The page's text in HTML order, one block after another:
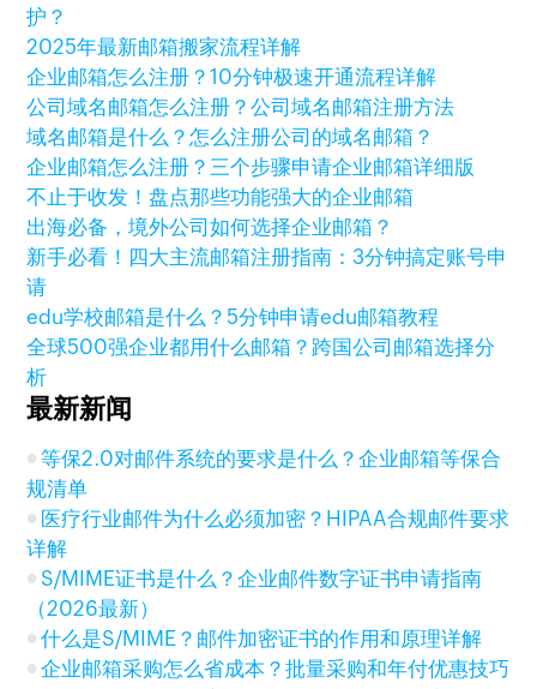
护？
2025年最新邮箱搬家流程详解
企业邮箱怎么注册？10分钟极速开通流程详解
公司域名邮箱怎么注册？公司域名邮箱注册方法
域名邮箱是什么？怎么注册公司的域名邮箱？
企业邮箱怎么注册？三个步骤申请企业邮箱详细版
不止于收发！盘点那些功能强大的企业邮箱
出海必备，境外公司如何选择企业邮箱？
新手必看！四大主流邮箱注册指南：3分钟搞定账号申
请
edu学校邮箱是什么？5分钟申请edu邮箱教程
全球500强企业都用什么邮箱？跨国公司邮箱选择分
析
最新新闻
等保2.0对邮件系统的要求是什么？企业邮箱等保合
规清单
医疗行业邮件为什么必须加密？HIPAA合规邮件要求
详解
S/MIME证书是什么？企业邮件数字证书申请指南
（2026最新）
什么是S/MIME？邮件加密证书的作用和原理详解
企业邮箱采购怎么省成本？批量采购和年付优惠技巧